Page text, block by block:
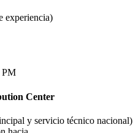
experiencia)
PM
Center
y servicio técnico nacional)